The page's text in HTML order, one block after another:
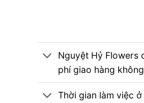
Nguyệt Hỷ Flowers
phí giao hàng
Thời gian làm việc ở